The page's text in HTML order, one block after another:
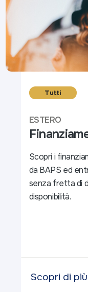
Tutti
ESTERO
Scopri i
da BAPS ed
senza fretta di
disponibilità.
Scopri di più